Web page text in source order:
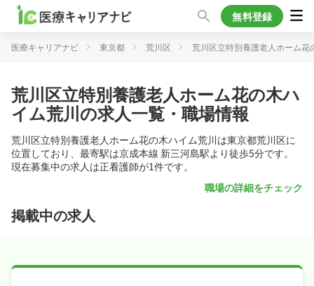
無料登録
医療キャリアナビ 東京都 荒川区 荒川区立特別養護老人ホーム花
荒川区立特別養護老人ホーム花の木ハ
イム荒川の求人一覧・職場情報
荒川区立特別養護老人ホーム花の木ハイム荒川は東京都荒川区に
位置しており、最寄駅は京成本線 新三河島駅より徒歩5分です。
現在募集中の求人は正看護師が1件です。
職場の詳細をチェック
掲載中の求人